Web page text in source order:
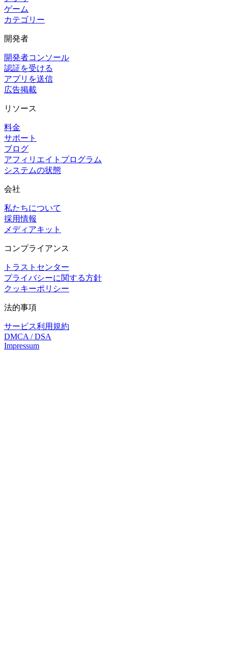
ゲーム
カテゴリー
開発者
開発者コンソール
認証を受ける
アプリを送信
広告掲載
リソース
料金
サポート
ブログ
アフィリエイトプログラム
システムの状態
会社
私たちについて
採用情報
メディアキット
コンプライアンス
トラストセンター
プライバシーに関する方針
クッキーポリシー
法的事項
サービス利用規約
DMCA / DSA
Impressum